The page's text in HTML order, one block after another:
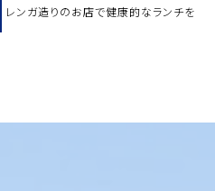
レンガ造りのお店で健康的なランチを